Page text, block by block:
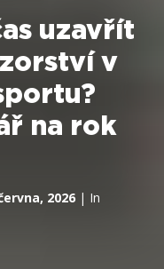
uzavřít
v
na rok
2026 | In